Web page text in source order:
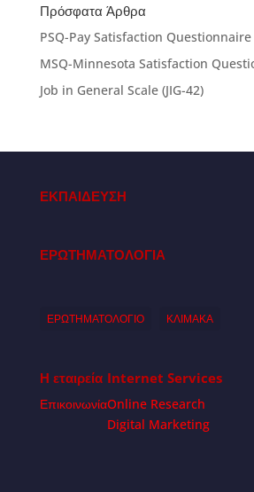
Πρόσφατα Άρθρα
PSQ-Pay Satisfaction Questionnaire
MSQ-Minnesota Satisfaction
Job in General Scale (JIG-42)
ΕΚΠΑΙΔΕΥΣΗ
ΕΡΩΤΗΜΑΤΟΛΟΓΙΑ
ΕΡΩΤΗΜΑΤΟΛΟΓΙΟ ΚΛΙΜΑΚΑ
Η εταιρεία
Επικοινωνία
Internet Services
Online Research
Digital Marketing